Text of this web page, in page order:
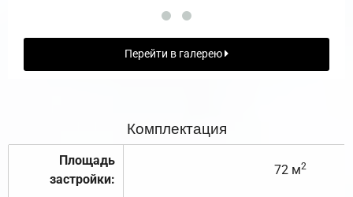
Перейти в галерею
Комплектация
Площадь
застройки:
72 м2